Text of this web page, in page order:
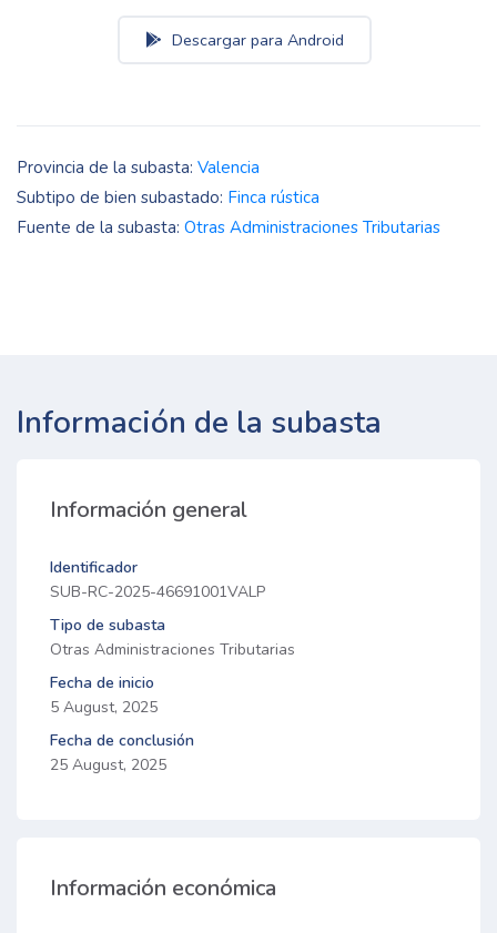
Descargar para Android
Provincia de la subasta: Valencia
Subtipo de bien subastado: Finca rústica
Fuente de la subasta: Otras Administraciones Tributarias
Información de la subasta
Información general
Identificador
SUB-RC-2025-46691001VALP
Tipo de subasta
Otras Administraciones Tributarias
Fecha de inicio
5 August, 2025
Fecha de conclusión
25 August, 2025
Información económica